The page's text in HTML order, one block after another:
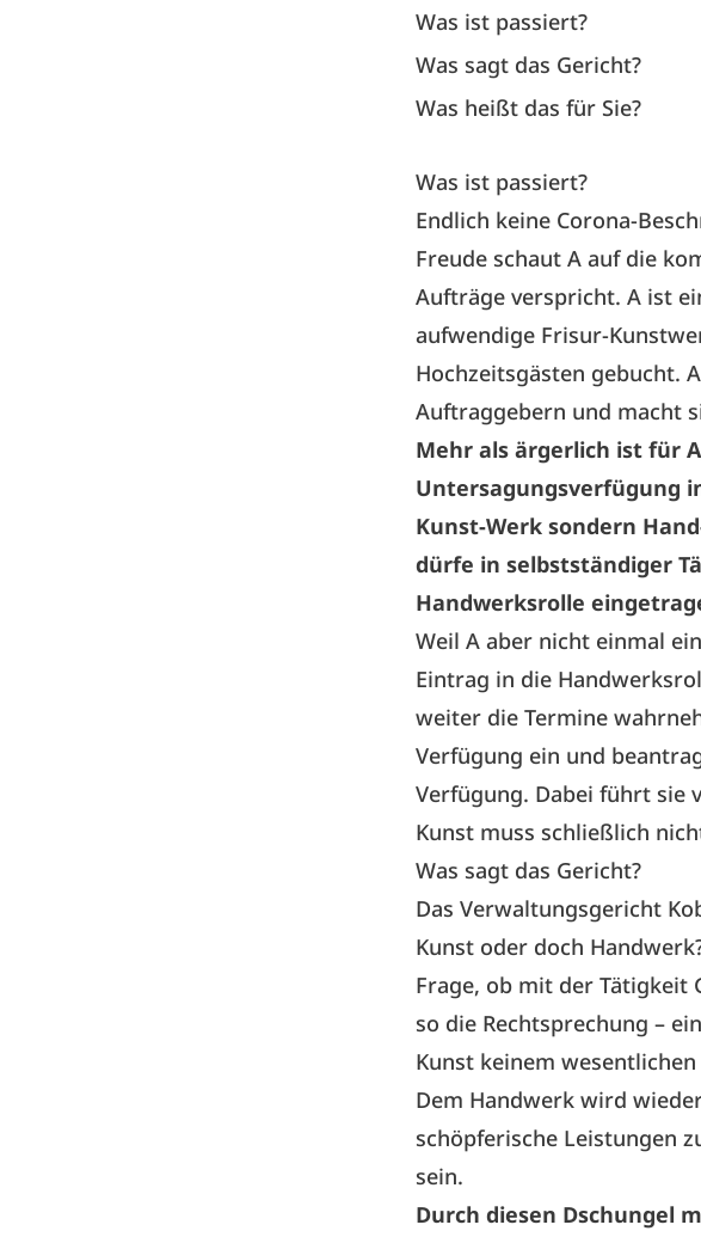
Was ist passiert?
Was sagt das Gericht?
Was heißt das für Sie?
Was ist passiert?
Endlich keine Corona-
Freude schaut A auf die
Aufträge verspricht. A ist
aufwendige Frisur-
Hochzeitsgästen gebucht.
Auftraggebern und macht
Mehr als ärgerlich ist für
Untersagungsverfügung
Kunst-Werk sondern
dürfe in selbstständiger
Handwerksrolle
Weil A aber nicht einmal
Eintrag in die
weiter die Termine
Verfügung ein und
Verfügung. Dabei führt sie
Kunst muss schließlich
Was sagt das Gericht?
Das Verwaltungsgericht
Kunst oder doch
Frage, ob mit der Tätigkeit
so die Rechtsprechung –
Kunst keinem
Dem Handwerk wird
schöpferische Leistungen
sein.
Durch diesen Dschungel